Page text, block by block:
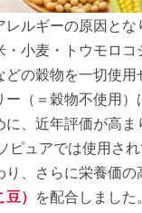
レルギーの原因と
・小麦・トウモロコ
どの穀物を一切使
ー（＝穀物不使用）
に、近年評価が高
ピュアでは使用さ
り、さらに栄養価の
） を配合しました。